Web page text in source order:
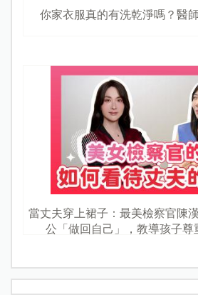
最近阿包醫生有一位剛從日本
1. 受傷當下：緊急處理
朋友是第一天晚上從水池上摔
分，著地當下右手臂和胸骨非
店人員索取冰塊冰敷，且盡量
候不確定患部傷勢，因此保